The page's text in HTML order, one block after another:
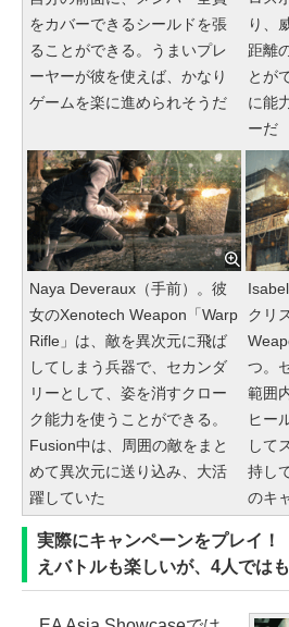
をカバーできるシールドを張
ることができる。うまいプレ
ーヤーが彼を使えば、かなり
ゲームを楽に進められそうだ
り、
距離
とが
に能
ーだ
Naya Deveraux（手前）。彼
女のXenotech Weapon「Warp
Rifle」は、敵を異次元に飛ば
してしまう兵器で、セカンダ
リーとして、姿を消すクロー
ク能力を使うことができる。
Fusion中は、周囲の敵をまと
めて異次元に送り込み、大活
躍していた
クリ
つ。
範囲
ヒー
して
持し
のキ
実際にキャンペーンをプレイ
えバトルも楽しいが、4人では